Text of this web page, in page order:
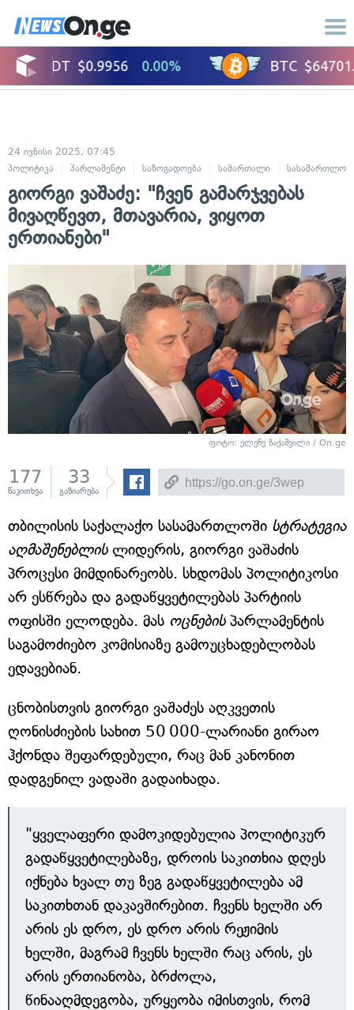
24 ივნისი 2025, 07:45
პოლიტიკა
პარლამენტი საზოგადოება სამართალი სასამართლო
გიორგი ვაშაძე: "ჩვენ გამარჯვებას
მივაღწევთ, მთავარია, ვიყოთ
ერთიანები"
ფოტო: ელენე ზაქაშვილი / On.ge
177
წაკითხვა
33
გაზიარება
თბილისის საქალაქო სასამართლოში სტრატეგია
აღმაშენებლისლიდერის, გიორგი ვაშაძის
პროცესი მიმდინარეობს. სხდომას პოლიტიკოსი
არ ესწრება და გადაწყვეტილებას პარტიის
ოფისში ელოდება. მას ოცნებისპარლამენტის
საგამოძიებო კომისიაზე გამოუცხადებლობას
ედავებიან.
ცნობისთვის გიორგი ვაშაძეს აღკვეთის
ღონისძიების სახით 50 000-ლარიანი გირაო
ჰქონდა შეფარდებული, რაც მან კანონით
დადგენილ ვადაში გადაიხადა.
"ყველაფერი დამოკიდებულია პოლიტიკურ
გადაწყვეტილებაზე, დროის საკითხია დღეს
იქნება ხვალ თუ ზეგ გადაწყვეტილება ამ
საკითხთან დაკავშირებით. ჩვენს ხელში არ
არის ეს დრო, ეს დრო არის რეჟიმის
ხელში, მაგრამ ჩვენს ხელში რაც არის, ეს
არის ერთიანობა, ბრძოლა,
წინააღმდეგობა, ურყეობა იმისთვის, რომ